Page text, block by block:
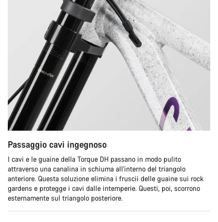
Passaggio cavi ingegnoso
I cavi e le guaine della Torque DH passano in modo pulito
attraverso una canalina in schiuma all'interno del triangolo
anteriore. Questa soluzione elimina i fruscii delle guaine sui rock
gardens e protegge i cavi dalle intemperie. Questi, poi, scorrono
esternamente sul triangolo posteriore.